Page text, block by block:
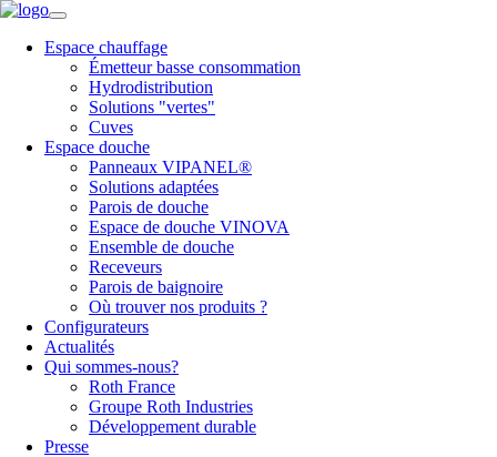
Espace chauffage
Émetteur basse consommation
Hydrodistribution
Solutions "vertes"
Cuves
Espace douche
Panneaux VIPANEL®
Solutions adaptées
Parois de douche
Espace de douche VINOVA
Ensemble de douche
Receveurs
Parois de baignoire
Où trouver nos produits ?
Configurateurs
Actualités
Qui sommes-nous?
Roth France
Groupe Roth Industries
Développement durable
Presse